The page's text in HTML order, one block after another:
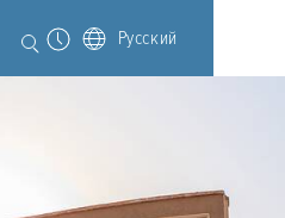
Русский